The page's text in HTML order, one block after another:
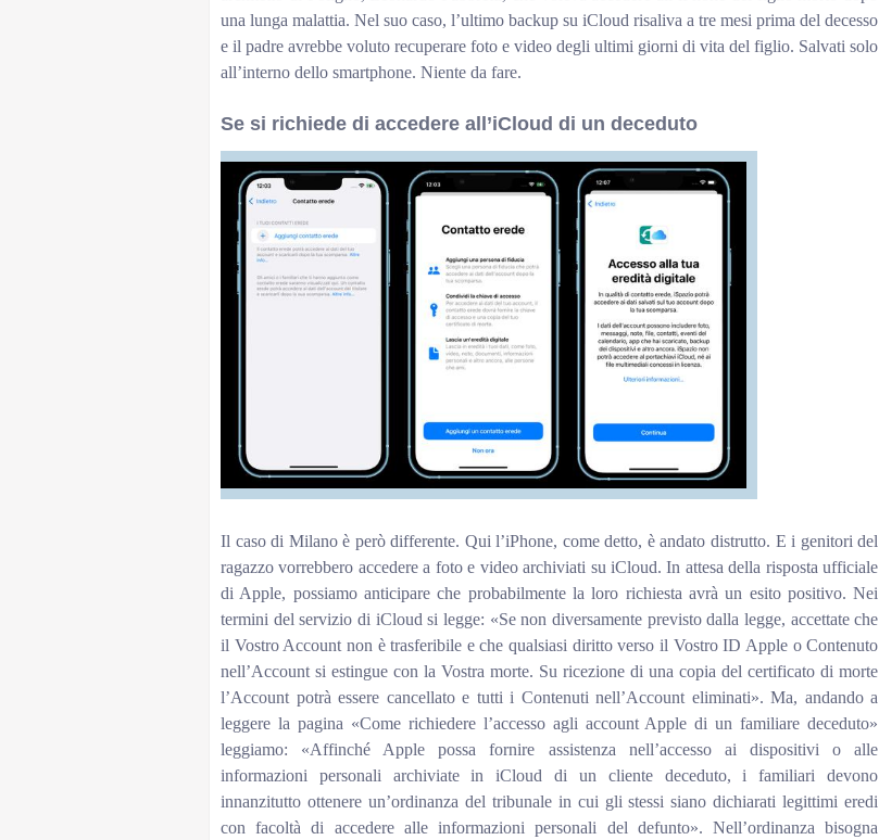
una lunga malattia. Nel suo caso, l’ultimo backup su iCloud risaliva a tre mesi prima del decesso
e il padre avrebbe voluto recuperare foto e video degli ultimi giorni di vita del figlio. Salvati solo
all’interno dello smartphone. Niente da fare.
Se si richiede di accedere all’iCloud di un deceduto
Il caso di Milano è però differente. Qui l’iPhone, come detto, è andato distrutto. E i genitori del
ragazzo vorrebbero accedere a foto e video archiviati su iCloud. In attesa della risposta ufficiale
di Apple, possiamo anticipare che probabilmente la loro richiesta avrà un esito positivo. Nei
termini del servizio di iCloud si legge: «Se non diversamente previsto dalla legge, accettate che
il Vostro Account non è trasferibile e che qualsiasi diritto verso il Vostro ID Apple o Contenuto
nell’Account si estingue con la Vostra morte. Su ricezione di una copia del certificato di morte
l’Account potrà essere cancellato e tutti i Contenuti nell’Account eliminati». Ma, andando a
leggere la pagina «Come richiedere l’accesso agli account Apple di un familiare deceduto»
leggiamo: «Affinché Apple possa fornire assistenza nell’accesso ai dispositivi o alle
informazioni personali archiviate in iCloud di un cliente deceduto, i familiari devono
innanzitutto ottenere un’ordinanza del tribunale in cui gli stessi siano dichiarati legittimi eredi
con facoltà di accedere alle informazioni personali del defunto». Nell’ordinanza bisogna